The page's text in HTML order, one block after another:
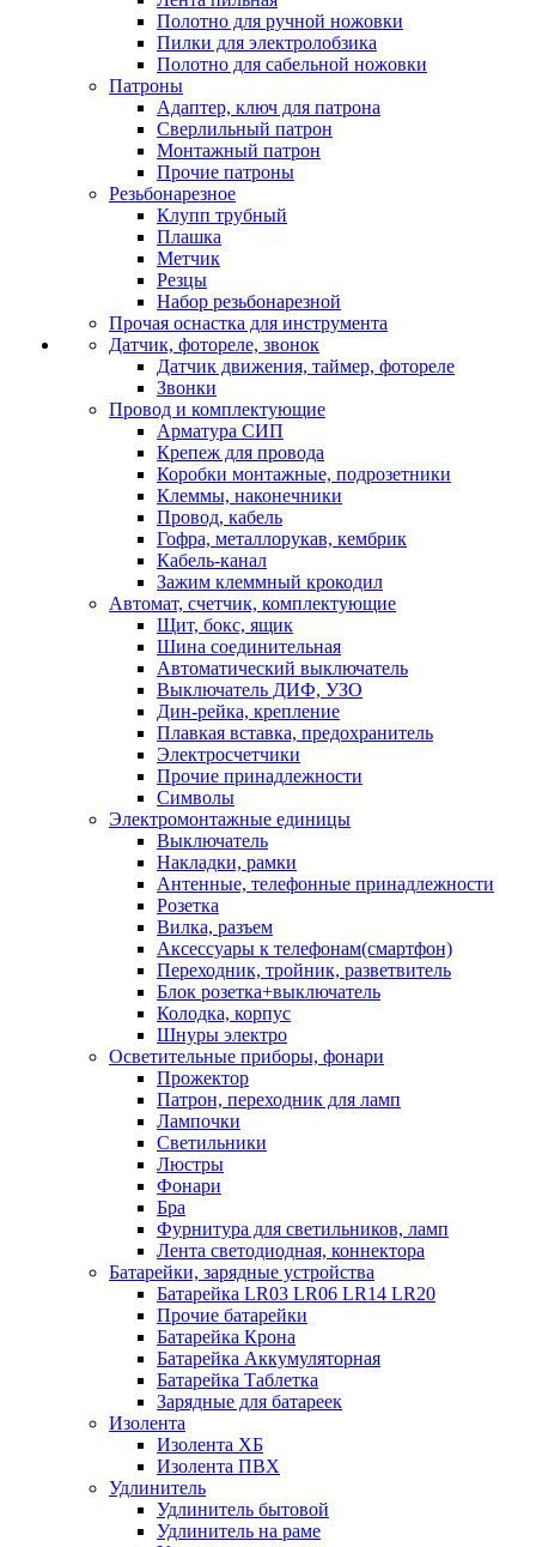
Полотно для ручной ножовки
Пилки для электролобзика
Полотно для сабельной ножовки
Патроны
Адаптер, ключ для патрона
Сверлильный патрон
Монтажный патрон
Прочие патроны
Резьбонарезное
Клупп трубный
Плашка
Метчик
Резцы
Набор резьбонарезной
Прочая оснастка для инструмента
Датчик, фотореле, звонок
Датчик движения, таймер, фотореле
Звонки
Провод и комплектующие
Арматура СИП
Крепеж для провода
Коробки монтажные, подрозетники
Клеммы, наконечники
Провод, кабель
Гофра, металлорукав, кембрик
Кабель-канал
Зажим клеммный крокодил
Автомат, счетчик, комплектующие
Щит, бокс, ящик
Шина соединительная
Автоматический выключатель
Выключатель ДИФ, УЗО
Дин-рейка, крепление
Плавкая вставка, предохранитель
Электросчетчики
Прочие принадлежности
Символы
Электромонтажные единицы
Выключатель
Накладки, рамки
Антенные, телефонные принадлежности
Розетка
Вилка, разъем
Аксессуары к телефонам(смартфон)
Переходник, тройник, разветвитель
Блок розетка+выключатель
Колодка, корпус
Шнуры электро
Осветительные приборы, фонари
Прожектор
Патрон, переходник для ламп
Лампочки
Светильники
Люстры
Фонари
Бра
Фурнитура для светильников, ламп
Лента светодиодная, коннектора
Батарейки, зарядные устройства
Батарейка LR03 LR06 LR14 LR20
Прочие батарейки
Батарейка Крона
Батарейка Аккумуляторная
Батарейка Таблетка
Зарядные для батареек
Изолента
Изолента ХБ
Изолента ПВХ
Удлинитель
Удлинитель бытовой
Удлинитель на раме